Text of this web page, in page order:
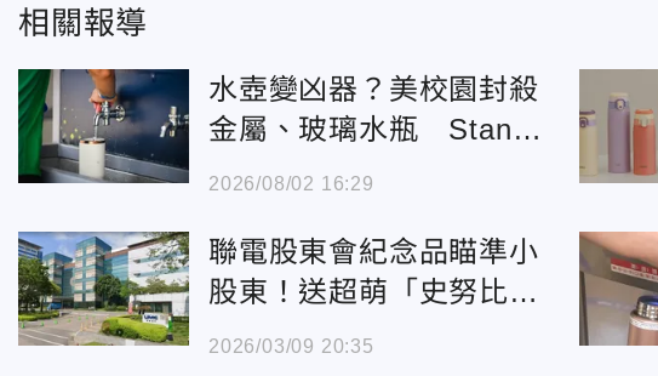
相關報導
水壺變凶器？美校園封殺
金屬、玻璃水瓶 Stanle
y也遭殃
2026/08/02 16:29
聯電股東會紀念品瞄準小
股東！送超萌「史努比口
袋保溫瓶」
2026/03/09 20:35